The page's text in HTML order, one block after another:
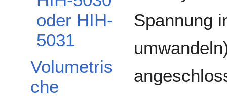
oder HIH-
5031
Volumetris
che
Spannung